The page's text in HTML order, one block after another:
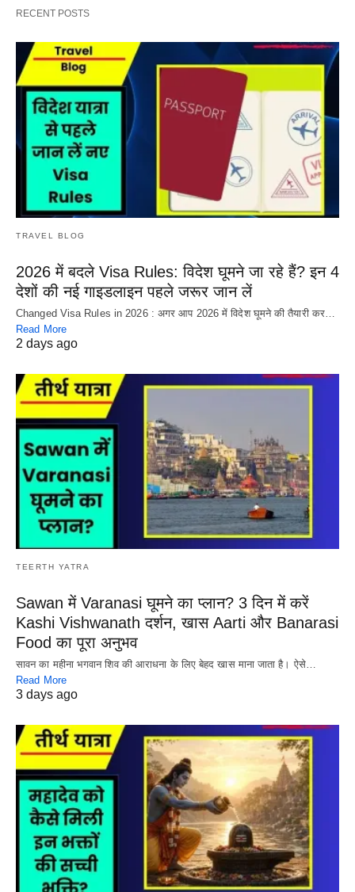
RECENT POSTS
TRAVEL BLOG
2026 में बदले Visa Rules: विदेश घूमने जा रहे हैं? इन 4
देशों की नई गाइडलाइन पहले जरूर जान लें
Changed Visa Rules in 2026 : अगर आप 2026 में विदेश घूमने की तैयारी कर…
Read More
2 days ago
TEERTH YATRA
Sawan में Varanasi घूमने का प्लान? 3 दिन में करें
Kashi Vishwanath दर्शन, खास Aarti और Banarasi
Food का पूरा अनुभव
सावन का महीना भगवान शिव की आराधना के लिए बेहद खास माना जाता है। ऐसे…
Read More
3 days ago